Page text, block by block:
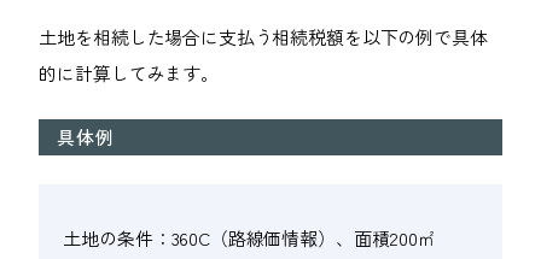
土地を相続した場合に支払う相続税額を以下の例で具体
的に計算してみます。
具体例
土地の条件：360C（路線価情報）、面積200㎡